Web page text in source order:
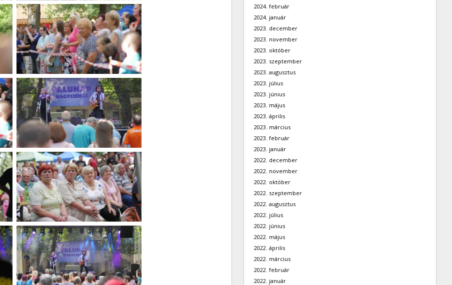
2024. február
2024. január
2023. december
2023. november
2023. október
2023. szeptember
2023. augusztus
2023. július
2023. június
2023. május
2023. április
2023. március
2023. február
2023. január
2022. december
2022. november
2022. október
2022. szeptember
2022. augusztus
2022. július
2022. június
2022. május
2022. április
2022. március
2022. február
2022. január